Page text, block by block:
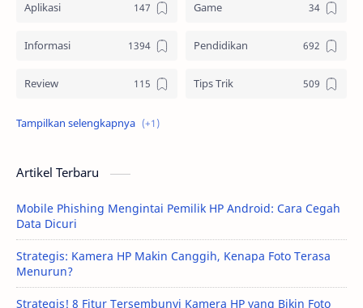
Aplikasi Game
Informasi Pendidikan
Review Tips Trik
Tutorial
Artikel Terbaru
Mobile Phishing Mengintai Pemilik HP Android: Cara Cegah
Data Dicuri
Strategis: Kamera HP Makin Canggih, Kenapa Foto Terasa
Menurun?
Strategis! 8 Fitur Tersembunyi Kamera HP yang Bikin Foto